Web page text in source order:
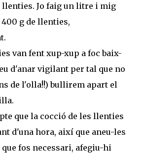
Jo faig un litre i mig
g de llenties,
van fent xup-xup a foc baix-
d'anar vigilant per tal que no
de l'olla!!) bullirem apart el
que la cocció de les llenties
d'una hora, així que aneu-les
fos necessari, afegiu-hi